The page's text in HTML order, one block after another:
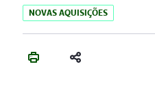
NOVAS AQUISIÇÕES